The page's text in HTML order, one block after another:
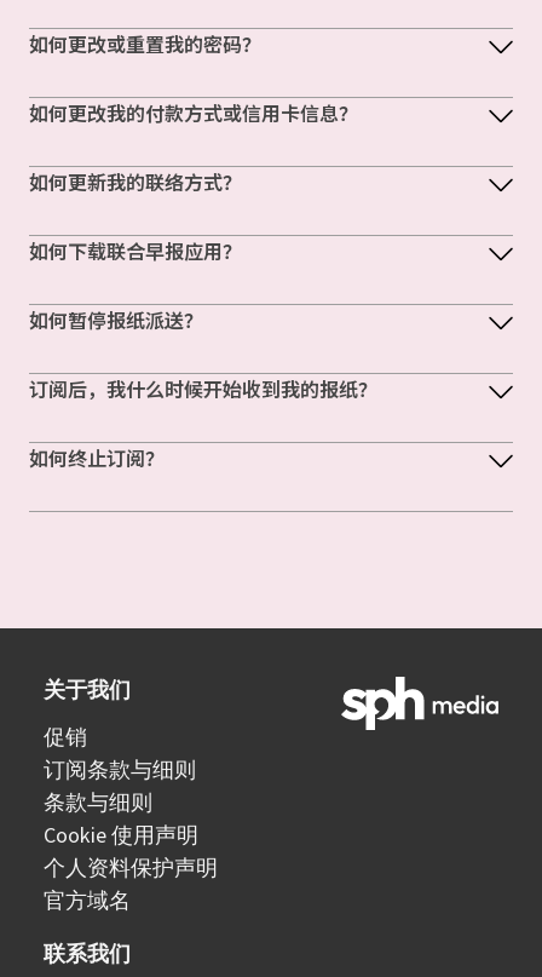
如何更改或重置我的密码？
如何更改我的付款方式或信用卡信息？
如何更新我的联络方式？
如何下载联合早报应用？
如何暂停报纸派送？
订阅后，我什么时候开始收到我的报纸？
如何终止订阅？
关于我们
促销
订阅条款与细则
条款与细则
Cookie 使用声明
个人资料保护声明
官方域名
联系我们